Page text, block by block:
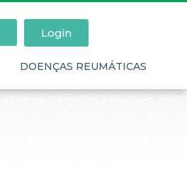
Login
DOENÇAS REUMÁTICAS